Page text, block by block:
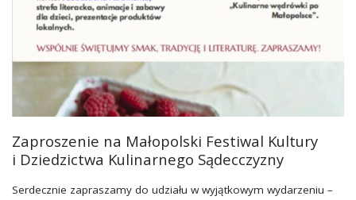
MYSTKOWA
I
KLUBU
SENIORA
„ZGRANA
Zaproszenie na Małopolski Festiwal Kultury
i Dziedzictwa Kulinarnego Sądecczyzny
Serdecznie zapraszamy do udziału w wyjątkowym wydarzeniu –